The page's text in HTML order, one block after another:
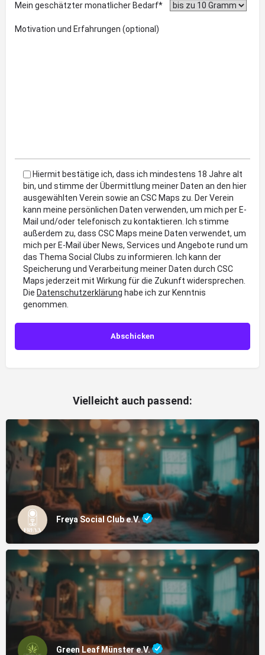
Mein geschätzter monatlicher Bedarf*
Motivation und Erfahrungen (optional)
Hiermit bestätige ich, dass ich mindestens 18 Jahre alt
bin, und stimme der Übermittlung meiner Daten an den hier
ausgewählten Verein sowie an CSC Maps zu. Der Verein
kann meine persönlichen Daten verwenden, um mich per E-
Mail und/oder telefonisch zu kontaktieren. Ich stimme
außerdem zu, dass CSC Maps meine Daten verwendet, um
mich per E-Mail über News, Services und Angebote rund um
das Thema Social Clubs zu informieren. Ich kann der
Speicherung und Verarbeitung meiner Daten durch CSC
Maps jederzeit mit Wirkung für die Zukunft widersprechen.
Die Datenschutzerklärung habe ich zur Kenntnis
genommen.
Vielleicht auch passend:
Freya Social Club e.V.
Green Leaf Münster e.V.